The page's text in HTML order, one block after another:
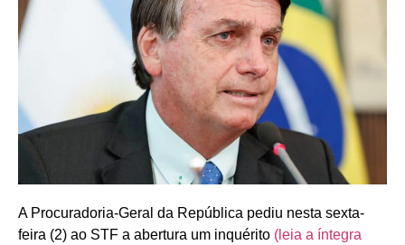
A Procuradoria-Geral da República pediu nesta sexta-
feira (2) ao STF a abertura um inquérito (leia a íntegra